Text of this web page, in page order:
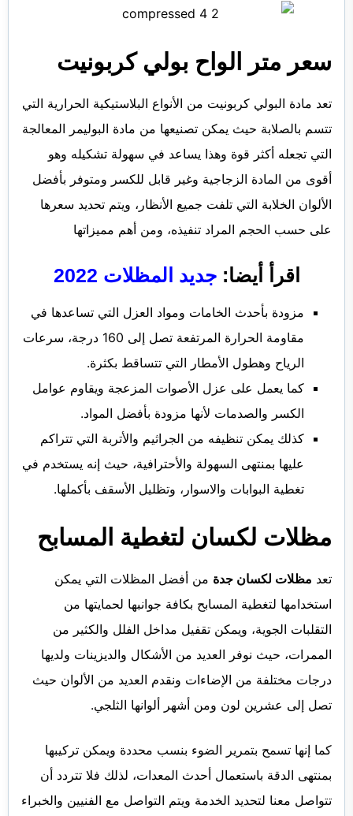
سعر متر الواح بولي كربونيت
تعد مادة البولي كربونيت من الأنواع البلاستيكية الحرارية التي
تتسم بالصلابة حيث يمكن تصنيعها من مادة البوليمر المعالجة
التي تجعله أكثر قوة وهذا يساعد في سهولة تشكيله وهو
أقوى من المادة الزجاجية وغير قابل للكسر ومتوفر بأفضل
الألوان الخلابة التي تلفت جميع الأنظار، ويتم تحديد سعرها
على حسب الحجم المراد تنفيذه، ومن أهم مميزاتها
اقرأ أيضا:جديد المظلات 2022
مزودة بأحدث الخامات ومواد العزل التي تساعدها في
مقاومة الحرارة المرتفعة تصل إلى 160 درجة، سرعات
الرياح وهطول الأمطار التي تتساقط بكثرة.
كما يعمل على عزل الأصوات المزعجة ويقاوم عوامل
الكسر والصدمات لأنها مزودة بأفضل المواد.
كذلك يمكن تنظيفه من الجراثيم والأتربة التي تتراكم
عليها بمنتهى السهولة والأحترافية، حيث إنه يستخدم في
تغطية البوابات والاسوار، وتظليل الأسقف بأكملها.
مظلات لكسان لتغطية المسابح
تعد مظلات لكسان جدة من أفضل المظلات التي يمكن
استخدامها لتغطية المسابح بكافة جوانبها لحمايتها من
التقلبات الجوية، ويمكن تقفيل مداخل الفلل والكثير من
الممرات، حيث نوفر العديد من الأشكال والديزينات ولديها
درجات مختلفة من الإضاءات ونقدم العديد من الألوان حيث
تصل إلى عشرين لون ومن أشهر ألوانها الثلجي.
كما إنها تسمح بتمرير الضوء بنسب محددة ويمكن تركيبها
بمنتهى الدقة باستعمال أحدث المعدات، لذلك فلا تتردد أن
تتواصل معنا لتحديد الخدمة ويتم التواصل مع الفنيين والخبراء